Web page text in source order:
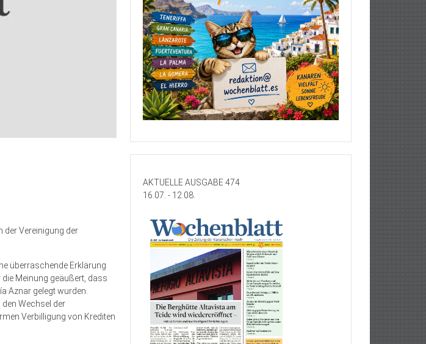
der Vereinigung der
überraschende Erklärung
Meinung geäußert, dass
Aznar gelegt wurden.
Wechsel der
Verbilligung von Krediten
AKTUELLE AUSGABE 474
16.07. - 12.08.